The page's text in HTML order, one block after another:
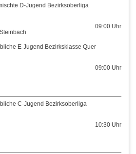
D-Jugend Bezirksoberliga
09:00 Uhr
E-Jugend Bezirksklasse Quer
09:00 Uhr
C-Jugend Bezirksoberliga
10:30 Uhr